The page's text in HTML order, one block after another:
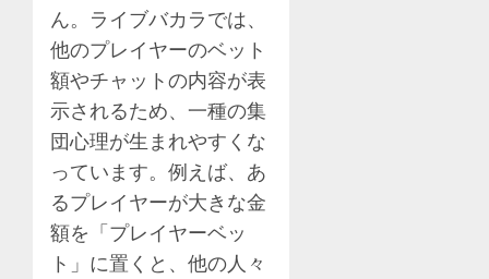
ん。ライブバカラでは、
他のプレイヤーのベット
額やチャットの内容が表
示されるため、一種の集
団心理が生まれやすくな
っています。例えば、あ
るプレイヤーが大きな金
額を「プレイヤーベッ
ト」に置くと、他の人々